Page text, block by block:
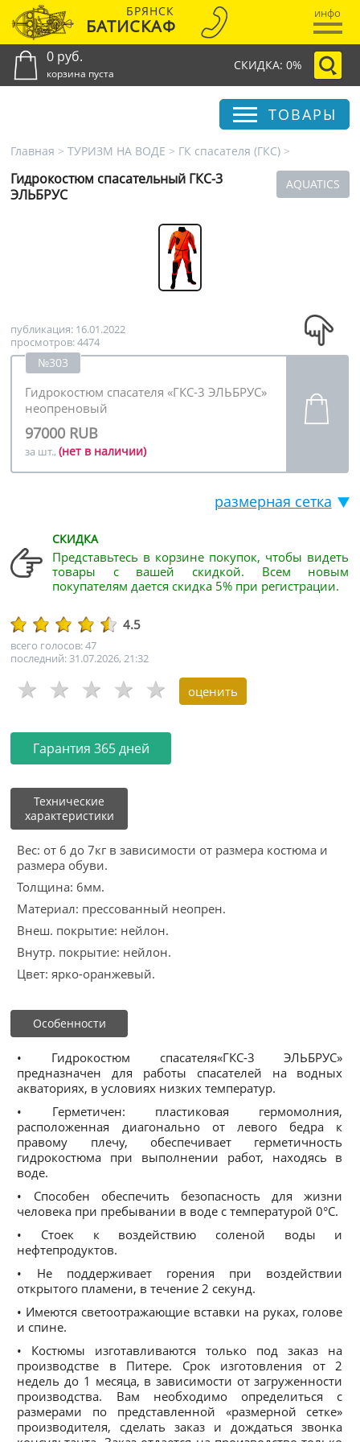
БРЯНСК
БАТИСКАФ
инфо
0 руб.
корзина пуста
СКИДКА: 0%
ТОВАРЫ
Главная > ТУРИЗМ НА ВОДЕ > ГК спасателя (ГКС) >
AQUATICS
Гидрокостюм спасательный ГКС-3
ЭЛЬБРУС
публикация: 16.01.2022
просмотров: 4474
№303
Гидрокостюм спасателя «ГКС-3 ЭЛЬБРУС»
неопреновый
97000 RUB
за шт.,(нет в наличии)
размерная сетка
СКИДКА
Представьтесь в корзине покупок, чтобы видеть
товары с вашей скидкой. Всем новым
покупателям дается скидка 5% при регистрации.
4.5
всего голосов: 47
последний: 31.07.2026, 21:32
Гарантия 365 дней
Технические
характеристики
Вес: от 6 до 7кг в зависимости от размера костюма и
размера обуви.
Толщина: 6мм.
Материал: прессованный неопрен.
Внеш. покрытие: нейлон.
Внутр. покрытие: нейлон.
Цвет: ярко-оранжевый.
Особенности
• Гидрокостюм спасателя«ГКС-3 ЭЛЬБРУС»
предназначен для работы спасателей на водных
акваториях, в условиях низких температур.
• Герметичен: пластиковая гермомолния,
расположенная диагонально от левого бедра к
правому плечу, обеспечивает герметичность
гидрокостюма при выполнении работ, находясь в
воде.
• Способен обеспечить безопасность для жизни
человека при пребывании в воде с температурой 0°С.
• Стоек к воздействию соленой воды и
нефтепродуктов.
• Не поддерживает горения при воздействии
открытого пламени, в течение 2 секунд.
• Имеются светоотражающие вставки на руках, голове
и спине.
• Костюмы изготавливаются только под заказ на
производстве в Питере. Срок изготовления от 2
недель до 1 месяца, в зависимости от загруженности
производства. Вам необходимо определиться с
размерами по представленной «размерной сетке»
производителя, сделать заказ и дождаться звонка